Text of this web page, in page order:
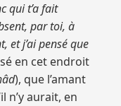
qui t’a fait
par toi, à
et j’ai pensé que
en cet endroit
), que l’amant
n’y aurait, en